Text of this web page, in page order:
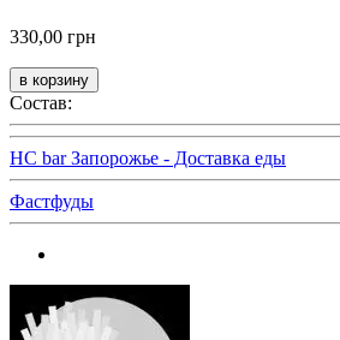
330,00 грн
Состав:
HC bar Запорожье - Доставка еды
Фастфуды